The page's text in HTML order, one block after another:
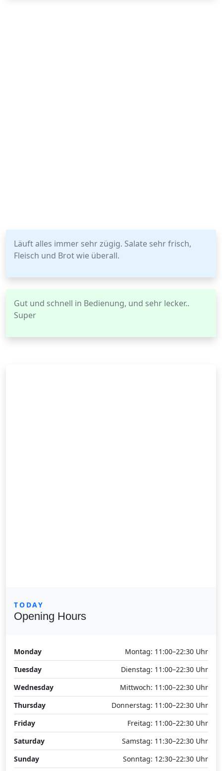
Läuft alles immer sehr zügig. Salate sehr frisch,
Fleisch und Brot wie überall.
Gut und schnell in Bedienung, und sehr lecker..
Super
TODAY
Opening Hours
Monday
Montag: 11:00–22:30 Uhr
Tuesday
Dienstag: 11:00–22:30 Uhr
Wednesday
Mittwoch: 11:00–22:30 Uhr
Thursday
Donnerstag: 11:00–22:30 Uhr
Friday
Freitag: 11:00–22:30 Uhr
Saturday
Samstag: 11:30–22:30 Uhr
Sunday
Sonntag: 12:30–22:30 Uhr